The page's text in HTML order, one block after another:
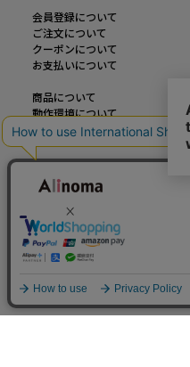
会員登録について
ご注文について
クーポンについて
お支払いについて
商品について
動作環境について
インフォメーション
運営会社
お問い合わせ
企業様お問い合わせ